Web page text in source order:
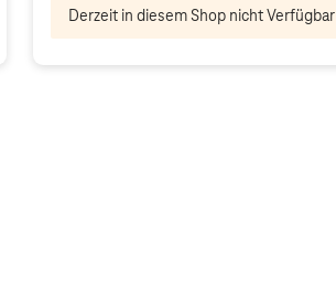
Derzeit in diesem Shop nicht Verfügbar